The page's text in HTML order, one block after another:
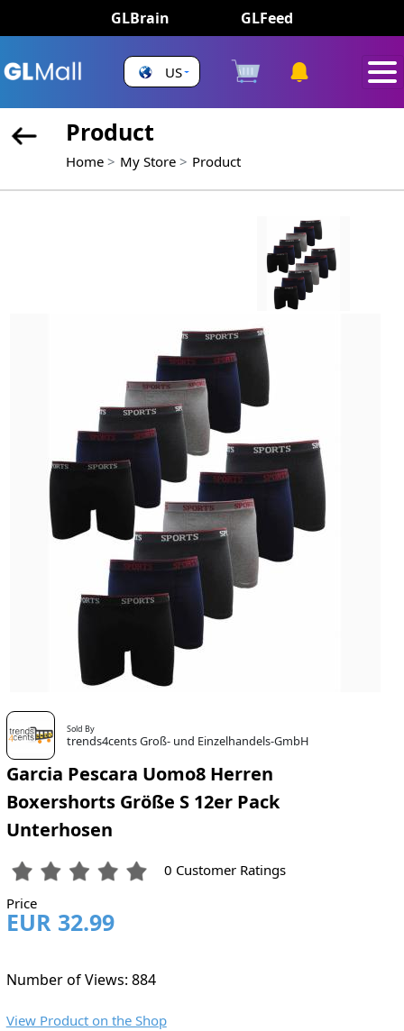
GLBrain GLFeed
US
Product
Home My Store Product
Sold By
trends4cents Groß- und Einzelhandels-GmbH
Garcia Pescara Uomo8 Herren
Boxershorts Größe S 12er Pack
Unterhosen
0 Customer Ratings
Price
EUR 32.99
Number of Views: 884
View Product on the Shop